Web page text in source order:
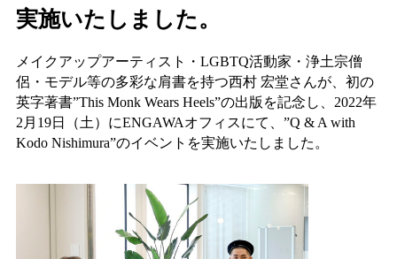
実施いたしました。
メイクアップアーティスト・LGBTQ活動家・浄土宗僧
侶・モデル等の多彩な肩書を持つ西村 宏堂さんが、初の
英字著書”This Monk Wears Heels”の出版を記念し、2022年
2月19日（土）にENGAWAオフィスにて、”Q & A with
Kodo Nishimura”のイベントを実施いたしました。